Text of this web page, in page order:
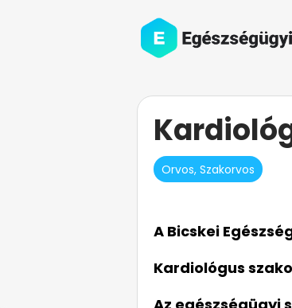
Orvos, Szakorvos
A Bicskei
Kardiológus